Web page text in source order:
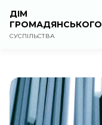
ДІМ
ГРОМАДЯНСЬКОГО
СУСПІЛЬСТВА